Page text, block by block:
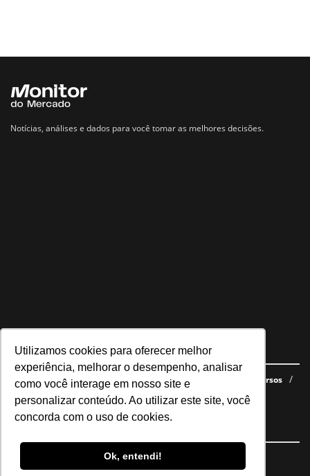
Utilizamos cookies para oferecer melhor
experiência, melhorar o desempenho, analisar
como você interage em nosso site e
personalizar conteúdo. Ao utilizar este site, você
concorda com o uso de cookies.
Ok, entendi!
Notícias, análises e dados para você tomar as melhores decisões.
Navegue no site
Últimas notícias Quem somos E-books gratuitos
Cursos
Política de privacidade